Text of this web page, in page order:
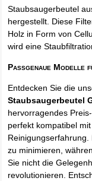
Staubsaugerbeutel
hergestellt. Diese
Holz in Form von
wird eine
Passgenaue Modelle
Entdecken Sie die
Staubsaugerbeutel
hervorragendes
perfekt kompatibel
zu minimieren,
Sie nicht die
revolutionieren.